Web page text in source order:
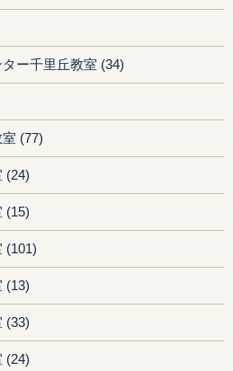
ー千里丘教室 (34)
(77)
(24)
(15)
(101)
(13)
(33)
(24)